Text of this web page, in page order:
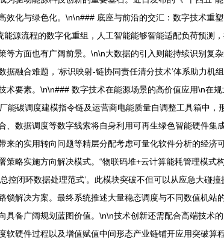
效化与绿色化。\n\n### 底座与前沿的交汇：数字技术重
能源流程的数字化重组，人工智能能够智能适配负荷预
等方面也有广阔前景。\n\n大数据的引入则能持续识别复
融合难题，‘标识映射-链协同责任清分技术’体系助力
术要素。\n\n### 数字技术在能源场景的高价值应用\n在
能碳调度建模指令链及运营商电能质量自调整工具箱中
、数据调度等数字线索将自身利用可再生绿色智能硬件
来的实用转向问题等精层分配考虑可量化软件分析的经
略实施方向解决模式。“物联码堆+云计算能耗管理模
控闭环数据处理范式’。此模块突破不但可以从应急大碰
解决方案。最终系统推述大量稳态调度与不同数值机
备广阔规划蓝图价值。\n\n技术创新还需配合高端技术
硬件过程以及增值赋值中间形态产业链铺开应用突破